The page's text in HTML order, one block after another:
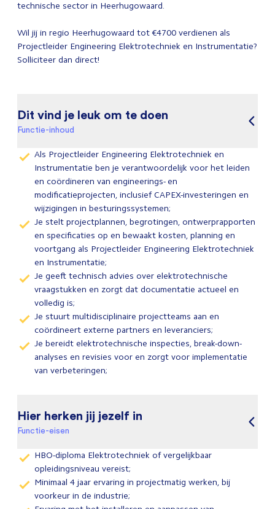
technische sector in Heerhugowaard.
Wil jij in regio Heerhugowaard tot €4700 verdienen als
Projectleider Engineering Elektrotechniek en Instrumentatie?
Solliciteer dan direct!
Dit vind je leuk om te doen
Functie-inhoud
Als Projectleider Engineering Elektrotechniek en
Instrumentatie ben je verantwoordelijk voor het leiden
en coördineren van engineerings- en
modificatieprojecten, inclusief CAPEX-investeringen en
wijzigingen in besturingssystemen;
Je stelt projectplannen, begrotingen, ontwerprapporten
en specificaties op en bewaakt kosten, planning en
voortgang als Projectleider Engineering Elektrotechniek
en Instrumentatie;
Je geeft technisch advies over elektrotechnische
vraagstukken en zorgt dat documentatie actueel en
volledig is;
Je stuurt multidisciplinaire projectteams aan en
coördineert externe partners en leveranciers;
Je bereidt elektrotechnische inspecties, break-down-
analyses en revisies voor en zorgt voor implementatie
van verbeteringen;
Hier herken jij jezelf in
Functie-eisen
HBO-diploma Elektrotechniek of vergelijkbaar
opleidingsniveau vereist;
Minimaal 4 jaar ervaring in projectmatig werken, bij
voorkeur in de industrie;